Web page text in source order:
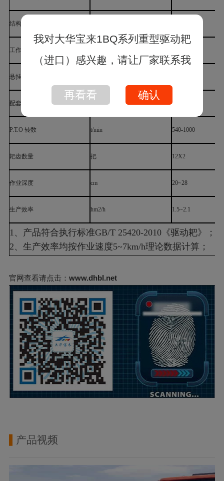
结构质量
工作幅宽
悬挂系统
配套动力 140~160
P.T.O 转数 t/min 540-1000
耙齿数量 把 12X2
作业深度 cm 20~28
生产效率 hm2/h 1.5~2.1
1、产品符合执行标准GB/T 25420-2010《驱动耙》；
2、生产效率均按作业速
官网查看请点击： www.dhbl.net
产品视频